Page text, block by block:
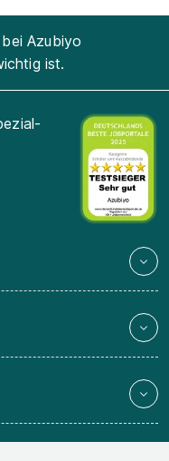
Azubiyo
ist.